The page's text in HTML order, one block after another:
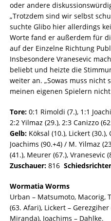
oder andere
„Trotzdem sind wir selbst
suchte Glibo hier allerdings
Worte fand er außerdem für
auf der Einzelne Richtung
Insbesondere Vranesevic
beliebt und heizte die
weiter an. „Sowas muss nicht
meinen eigenen Spielern nicht
Tore: 0:1 Rimoldi (7.), 1:1
2:2 Yilmaz (29.), 2:3 Canizzo
Gelb: Köksal (10.), Lickert
Joachims (90.+4) / M. Yilmaz
(41.), Meurer (67.), Vranesevic
Zuschauer: 816
Wormatia Worms
Urban – Matsumoto, Macorig,
(63. Afari), Lickert – Gerezgiher
Miranda), Joachims – Dahlke.